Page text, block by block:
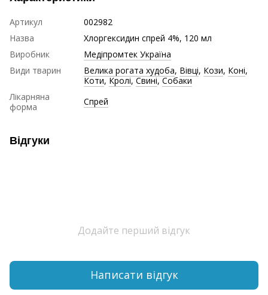
Артикул
002982
Назва
Хлоргексидин спрей 4%, 120 мл
Виробник
Медіпромтек Україна
Види тварин
Велика рогата худоба, Вівці, Кози, Коні,
Коти,Кролі,Свині,Собаки
Лікарняна
форма
Спрей
Відгуки
Додайте перший відгук
Написати відгук